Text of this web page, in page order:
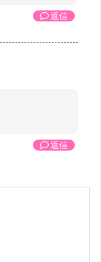
返信
返信